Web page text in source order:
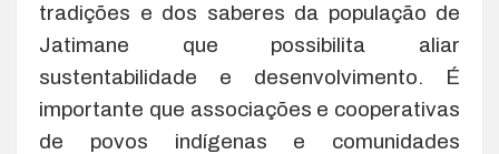
tradições e dos saberes da população de
Jatimane que possibilita aliar
sustentabilidade e desenvolvimento. É
importante que associações e cooperativas
de povos indígenas e comunidades